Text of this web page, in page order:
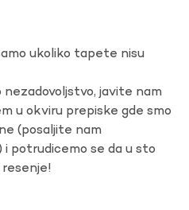
ukoliko tapete nisu
javite nam
u okviru prepiske gde smo
(posaljite nam
potrudicemo se da u sto